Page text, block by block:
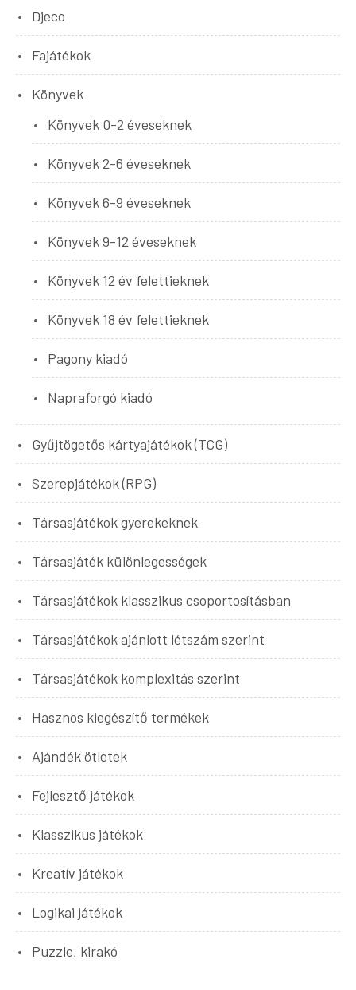
Djeco
Fajátékok
Könyvek
Könyvek 0-2 éveseknek
Könyvek 2-6 éveseknek
Könyvek 6-9 éveseknek
Könyvek 9-12 éveseknek
Könyvek 12 év felettieknek
Könyvek 18 év felettieknek
Pagony kiadó
Napraforgó kiadó
Gyűjtögetős kártyajátékok (TCG)
Szerepjátékok (RPG)
Társasjátékok gyerekeknek
Társasjáték különlegességek
Társasjátékok klasszikus csoportosításban
Társasjátékok ajánlott létszám szerint
Társasjátékok komplexitás szerint
Hasznos kiegészítő termékek
Ajándék ötletek
Fejlesztő játékok
Klasszikus játékok
Kreatív játékok
Logikai játékok
Puzzle, kirakó